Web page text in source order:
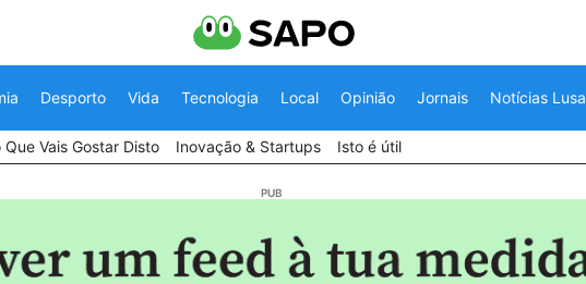
Desporto Vida Tecnologia Local Opinião Jornais Notícias Lusa
Que Vais Gostar Disto Inovação & Startups Isto é útil